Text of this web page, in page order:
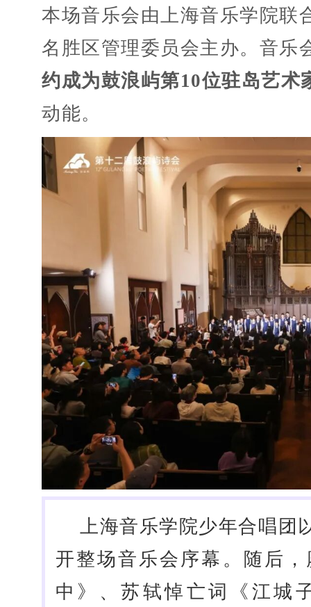
本场音乐会由上海音乐学院
名胜区管理委员会主办。音乐
约成为鼓浪屿第10位驻岛艺术
动能。
上海音乐学院少年合唱
开整场音乐会序幕。随后
中》、苏轼悼亡词《江城